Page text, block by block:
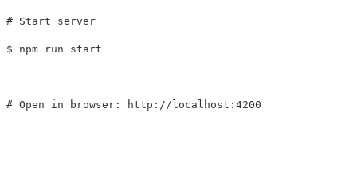
# Start server
$ npm run start
# Open in browser: http://localhost:4200